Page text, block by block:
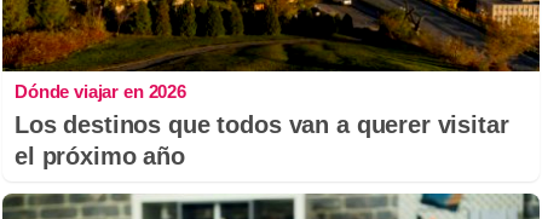
Dónde viajar en 2026
Los destinos que todos van a querer visitar
el próximo año